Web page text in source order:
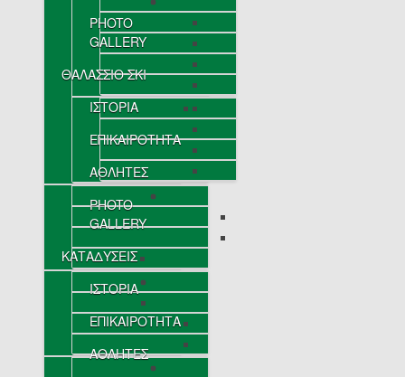
PHOTO
GALLERY
ΘΑΛΑΣΣΙΟ ΣΚΙ
ΙΣΤΟΡΙΑ
ΕΠΙΚΑΙΡΟΤΗΤΑ
ΑΘΛΗΤΕΣ
PHOTO
GALLERY
ΚΑΤΑΔΥΣΕΙΣ
ΙΣΤΟΡΙΑ
ΕΠΙΚΑΙΡΟΤΗΤΑ
ΑΘΛΗΤΕΣ